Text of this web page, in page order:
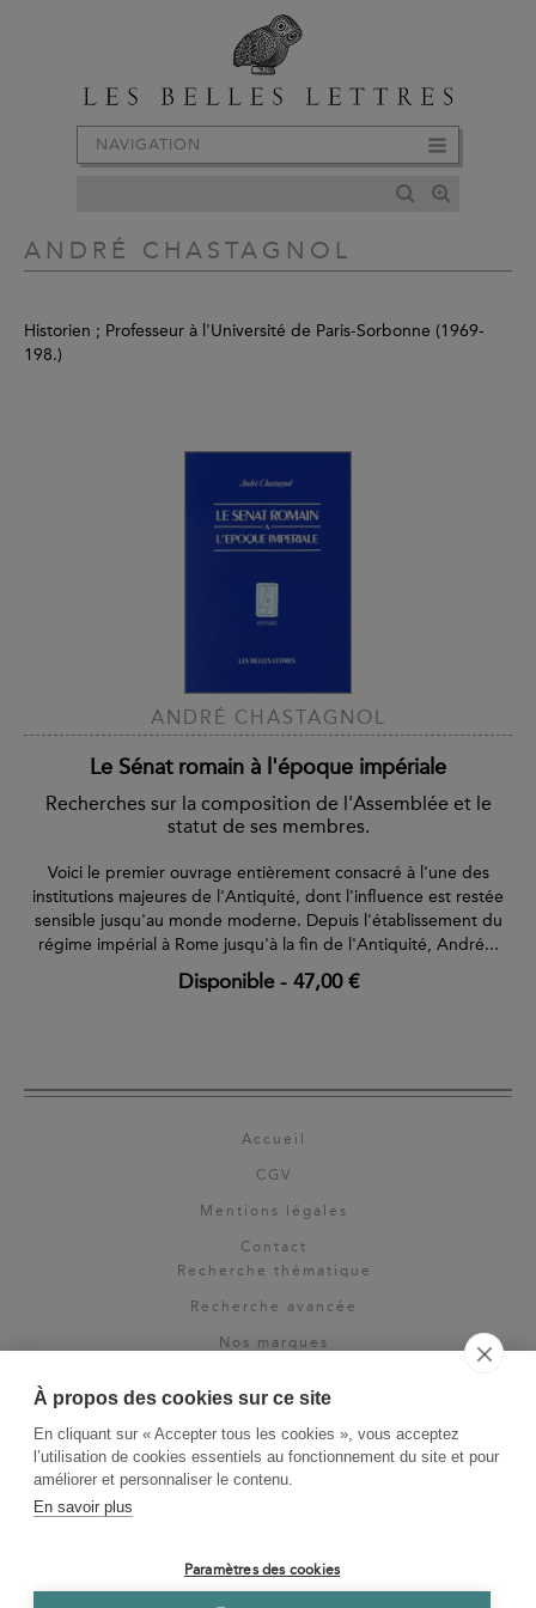
À propos des cookies sur ce site
En cliquant sur « Accepter tous les cookies », vous acceptez
l’utilisation de cookies essentiels au fonctionnement du site et pour
améliorer et personnaliser le contenu.
En savoir plus
Paramètres des cookies
NAVIGATION
ANDRÉ CHASTAGNOL
Historien ; Professeur à l'Université de Paris-Sorbonne (1969-
198.)
ANDRÉ CHASTAGNOL
Le Sénat romain à l'époque impériale
Recherches sur la composition de l'Assemblée et le
statut de ses membres.
Voici le premier ouvrage entièrement consacré à l'une des
institutions majeures de l'Antiquité, dont l'influence est restée
sensible jusqu'au monde moderne. Depuis l'établissement du
régime impérial à Rome jusqu'à la fin de l'Antiquité, André...
Disponible- 47,00 €
Accueil
CGV
Mentions légales
Contact
Recherche thématique
Recherche avancée
Nos marques
Espace pro
Newsletter
La Vie des Classiques